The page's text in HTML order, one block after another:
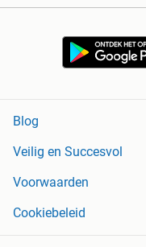
Blog
Veilig en Succesvol
Voorwaarden
Cookiebeleid